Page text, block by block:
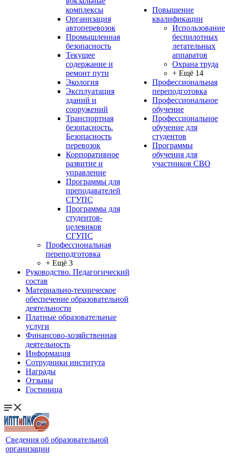
комплексы
Организация
автоперевозок
Промышленная
безопасность
Текущее
содержание и
ремонт пути
Экология
Эксплуатация
зданий и
сооружений
Транспортная
безопасность.
Безопасность
перевозок
Корпоративное
развитие и
управление
Программы для
преподавателей
СГУПС
Программы для
студентов-
целевиков
СГУПС
Профессиональная
переподготовка
+ Ещё 3
Руководство. Педагогический
состав
Материально-техническое
обеспечение образовательной
деятельности
Платные образовательные
услуги
Финансово-хозяйственная
деятельность
Информация
Сотрудники института
Награды
Отзывы
Гостиница
Повышение
квалификации
Использование
беспилотных
летательных
аппаратов
Охрана труда
+ Ещё 14
Профессиональная
переподготовка
Профессиональное
обучение
Профессиональное
обучение для
студентов
Программы
обучения для
участников СВО
Сведения об образовательной
организации